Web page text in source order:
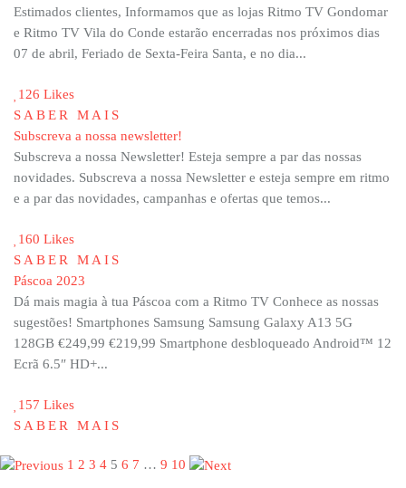
Estimados clientes, Informamos que as lojas Ritmo TV Gondomar
e Ritmo TV Vila do Conde estarão encerradas nos próximos dias
07 de abril, Feriado de Sexta-Feira Santa, e no dia...
126 Likes
SABER MAIS
Subscreva a nossa newsletter!
Subscreva a nossa Newsletter! Esteja sempre a par das nossas
novidades. Subscreva a nossa Newsletter e esteja sempre em ritmo
e a par das novidades, campanhas e ofertas que temos...
160 Likes
SABER MAIS
Páscoa 2023
Dá mais magia à tua Páscoa com a Ritmo TV Conhece as nossas
sugestões! Smartphones Samsung Samsung Galaxy A13 5G
128GB €249,99 €219,99 Smartphone desbloqueado Android™ 12
Ecrã 6.5″ HD+...
157 Likes
SABER MAIS
1 2 3 4 5 6 7 … 9 10